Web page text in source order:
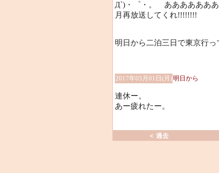
Д`)・゜・。 ああああああ
月再放送してくれ!!!!!!!!
明日から二泊三日で東京行
2017年05月01日(月)明日から
連休ー。
あー疲れたー。
＜ 過去